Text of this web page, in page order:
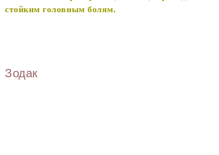
стойким головным болям.
Зодак